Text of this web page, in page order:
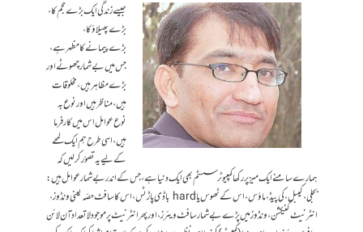
جیسے زندگی ایک بڑے حجم کا،
بڑےپھیلاؤ کا،
بڑےپیمانے کا مظہر ہے،
جس میں بے شمار چھوٹے اور
بڑے مظاہر ہیں، مخلوقات
ہیں، مناظرہیں اور نوع بہ
نوع عوامل اس میں کارفرما
ہیں،اسی طرح ہم ایک لمحے
کے لیے یہ تصوّر کر لیں کہ
ہمارے سامنے ایک میز پر رکھا کمپیوٹر سسٹم بھی ایک دنیا ہے، جس کے اندر بے شمار عوامل ہیں:
بجلی، کیبل، کی پیڈ، ماؤس، اس کے ٹھوس یاhard باڈی پاڑٹس، اس کا سافٹ حصّہ یعنی ونڈوز،
انٹرنیٹ کنیکشن، ونڈوز میں پڑے بے شمار سافٹ ویئرز، او ر پھر انٹر نیٹ پر موجود لاتعداد آن لائن